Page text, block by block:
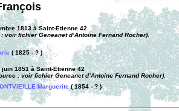
1813 à Saint-Etienne 42
voir fichier Geneanet d’Antoine Fernand Rocher).
( 1825 - ? )
juin 1851 à Saint-Etienne 42
: voir fichier Geneanet d’Antoine Fernand Rocher).
Marguerite( 1854 - ? )